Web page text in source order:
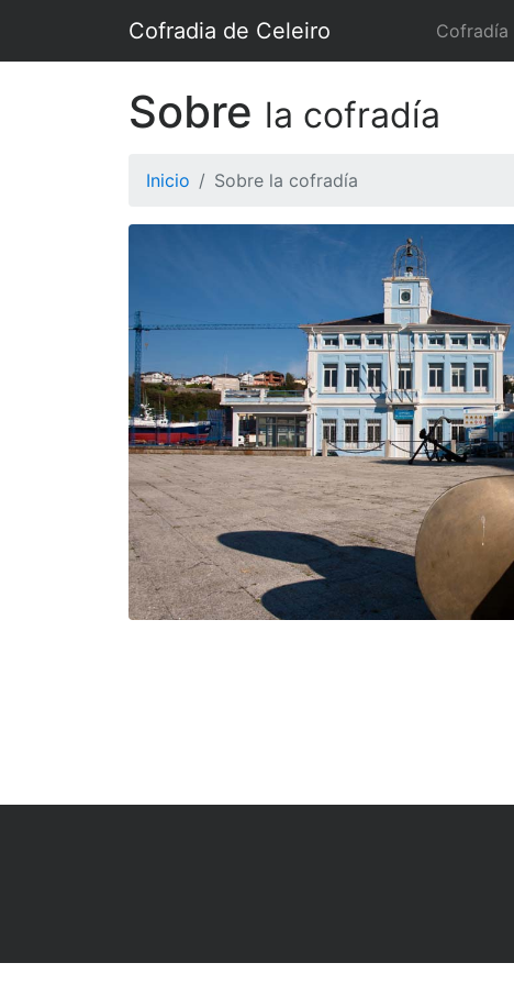
Cofradia de Celeiro Cofradía
Sobre la cofradía
Inicio Sobre la cofradía